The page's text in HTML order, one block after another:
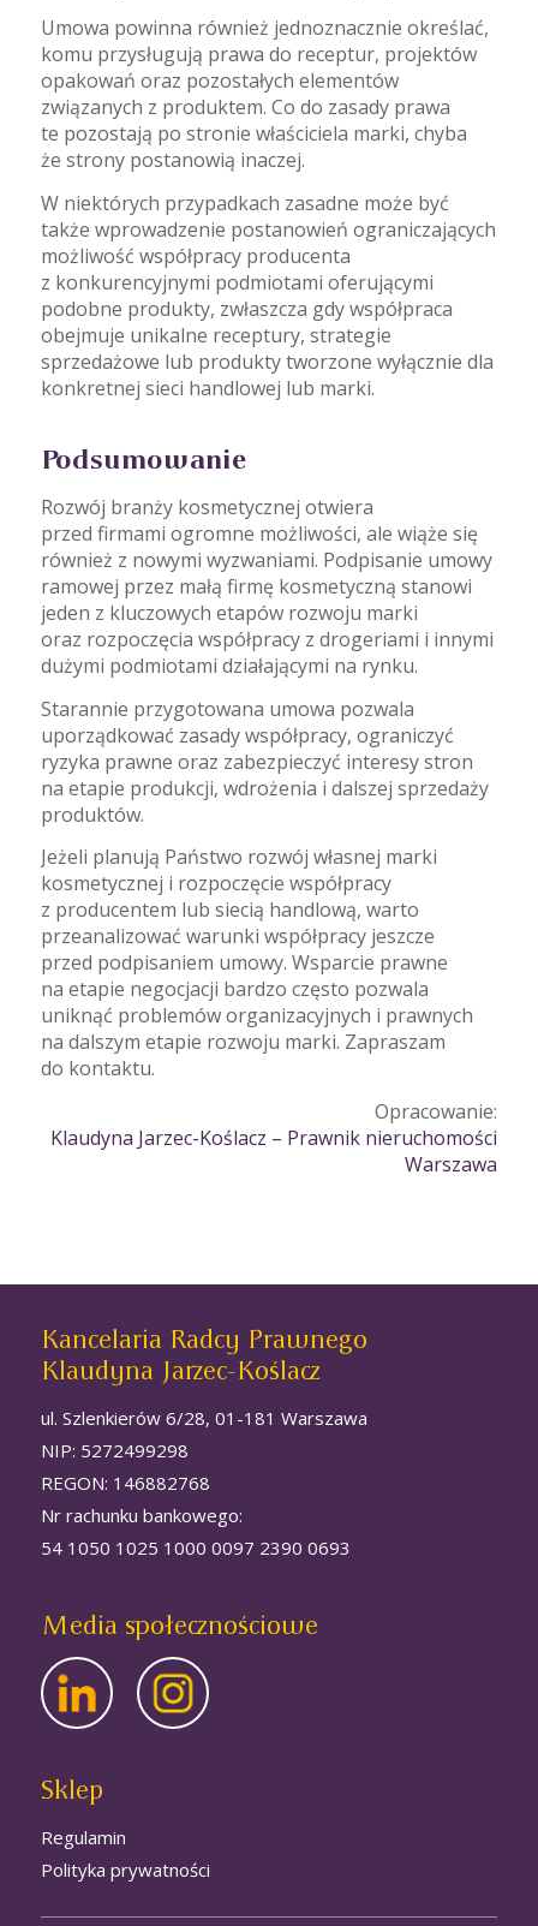
Umowa powinna również jednoznacznie określać,
komu przysługują prawa do receptur, projektów
opakowań oraz pozostałych elementów
związanych z produktem. Co do zasady prawa
te pozostają po stronie właściciela marki, chyba
że strony postanowią inaczej.
W niektórych przypadkach zasadne może być
także wprowadzenie postanowień ograniczających
możliwość współpracy producenta
z konkurencyjnymi podmiotami oferującymi
podobne produkty, zwłaszcza gdy współpraca
obejmuje unikalne receptury, strategie
sprzedażowe lub produkty tworzone wyłącznie dla
konkretnej sieci handlowej lub marki.
Podsumowanie
Rozwój branży kosmetycznej otwiera
przed firmami ogromne możliwości, ale wiąże się
również z nowymi wyzwaniami. Podpisanie umowy
ramowej przez małą firmę kosmetyczną stanowi
jeden z kluczowych etapów rozwoju marki
oraz rozpoczęcia współpracy z drogeriami i innymi
dużymi podmiotami działającymi na rynku.
Starannie przygotowana umowa pozwala
uporządkować zasady współpracy, ograniczyć
ryzyka prawne oraz zabezpieczyć interesy stron
na etapie produkcji, wdrożenia i dalszej sprzedaży
produktów.
Jeżeli planują Państwo rozwój własnej marki
kosmetycznej i rozpoczęcie współpracy
z producentem lub siecią handlową, warto
przeanalizować warunki współpracy jeszcze
przed podpisaniem umowy. Wsparcie prawne
na etapie negocjacji bardzo często pozwala
uniknąć problemów organizacyjnych i prawnych
na dalszym etapie rozwoju marki. Zapraszam
do kontaktu.
Opracowanie:
Klaudyna Jarzec-Koślacz – Prawnik nieruchomości
Warszawa
Kancelaria Radcy Prawnego
Klaudyna Jarzec-Koślacz
ul. Szlenkierów 6/28, 01-181 Warszawa
NIP: 5272499298
REGON: 146882768
Nr rachunku bankowego:
54 1050 1025 1000 0097 2390 0693
Media społecznościowe
Sklep
Regulamin
Polityka prywatności